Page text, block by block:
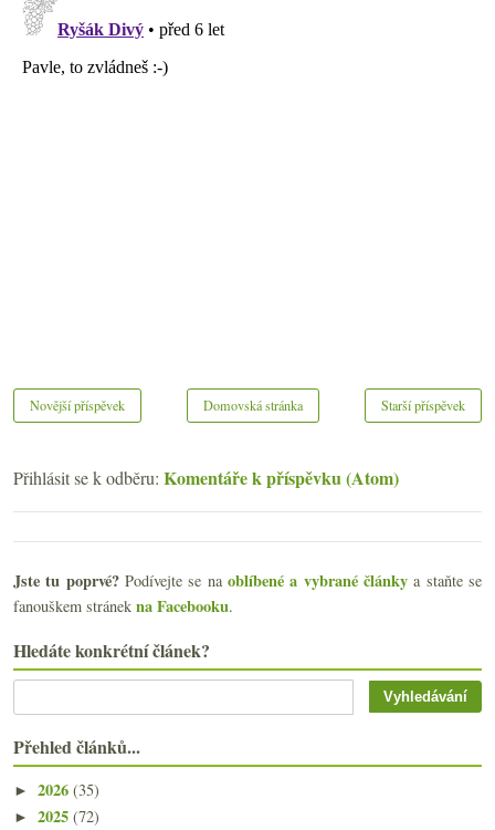
Novější příspěvek Starší příspěvek
Domovská stránka
Přihlásit se k odběru: Komentáře k příspěvku (Atom)
Jste tu poprvé?Podívejte se naoblíbené a vybrané články a staňte se
fanouškem stránek na Facebooku.
Hledáte konkrétní článek?
Přehled článků...
► 2026 (35)
► 2025 (72)